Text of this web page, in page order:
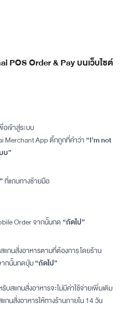
POS Order & Pay บนเว็บไซต์
เข้าสู่ระบบ
Merchant App ติ้กถูกที่คำว่า “I’m not
บ”
ที่แถบทางซ้ายมือ
Order จากนั้นกด “ถัดไป”
แกนสั่งอาหารตามที่ต้องการ โดยร้าน
ากนั้นกดปุ่ม“ถัดไป”
บสแกนสั่งอาหารจะไม่มีค่าใช้จ่ายเพิ่มเติม
นสั่งอาหารให้ทางร้านภายใน 14 วัน